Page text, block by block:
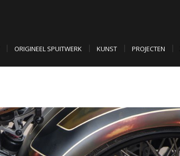
ORIGINEEL SPUITWERK KUNST PROJECTEN